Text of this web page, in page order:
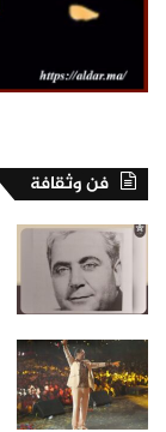
فن وثقافة